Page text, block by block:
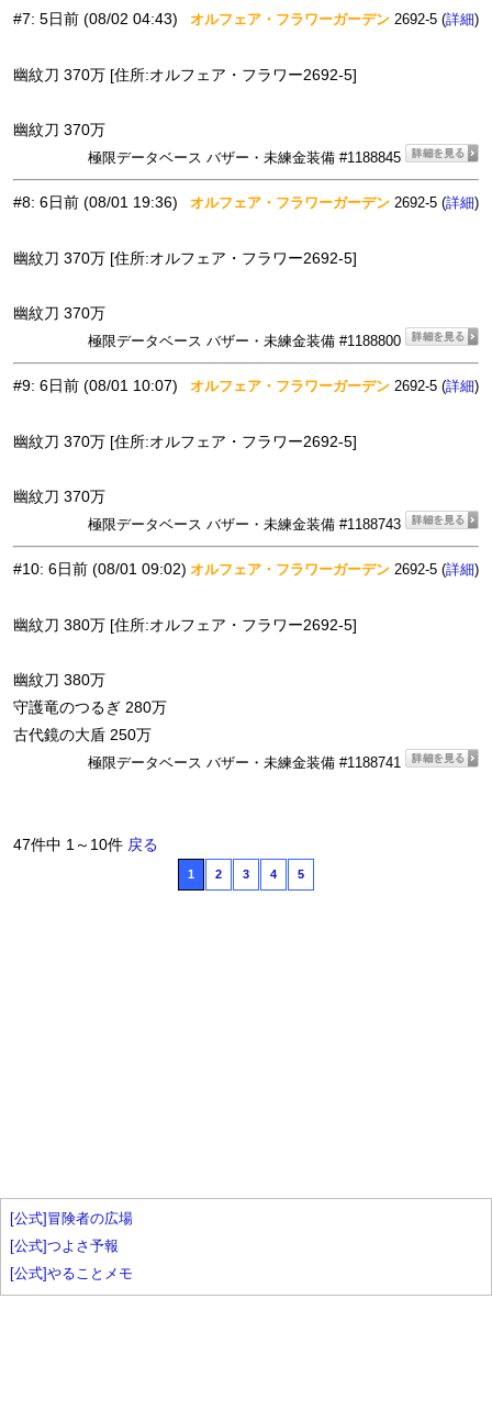
#7: 5日前 (08/02 04:43) オルフェア・フラワーガーデン 2692-5 (詳細)
幽紋刀 370万 [住所:オルフェア・フラワー2692-5]
幽紋刀 370万
極限データベース バザー・未練金装備 #1188845
#8: 6日前 (08/01 19:36) オルフェア・フラワーガーデン 2692-5 (詳細)
幽紋刀 370万 [住所:オルフェア・フラワー2692-5]
幽紋刀 370万
極限データベース バザー・未練金装備 #1188800
#9: 6日前 (08/01 10:07) オルフェア・フラワーガーデン 2692-5 (詳細)
幽紋刀 370万 [住所:オルフェア・フラワー2692-5]
幽紋刀 370万
極限データベース バザー・未練金装備 #1188743
#10: 6日前 (08/01 09:02) オルフェア・フラワーガーデン 2692-5 (詳細)
幽紋刀 380万 [住所:オルフェア・フラワー2692-5]
幽紋刀 380万
守護竜のつるぎ 280万
古代鏡の大盾 250万
極限データベース バザー・未練金装備 #1188741
47件中 1～10件 戻る
1 2 3 4 5
[公式]冒険者の広場
[公式]つよさ予報
[公式]やることメモ